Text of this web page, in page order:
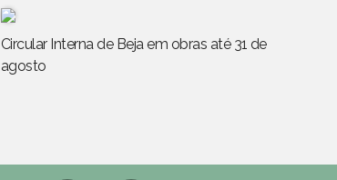
Circular Interna de Beja em obras até 31 de
agosto